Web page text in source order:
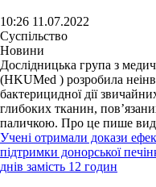
10:26 11.07.2022
Суспільство
Новини
Дослідницька група з
(HKUMed ) розробила
бактерицидної дії
глибоких тканин,
паличкою. Про це пише
Учені отримали докази
підтримки донорської
днів замість 12 годин